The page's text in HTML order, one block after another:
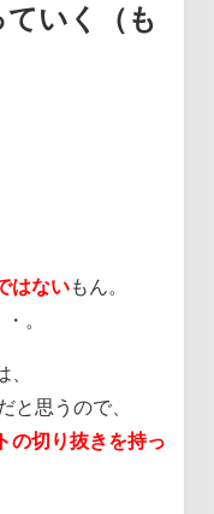
いく（も
はないもん。
。
と思うので、
の切り抜きを持っ